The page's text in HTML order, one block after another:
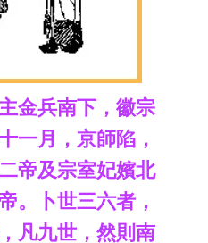
金兵南下，徽宗
一月，京師陷，
帝及宗室妃嬪北
。卜世三六者，
凡九世，然則南